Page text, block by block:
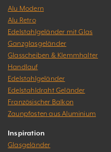
Alu Modern
Alu Retro
Edelstahlgeländer mit Glas
Ganzglasgeländer
Glasscheiben & Klemmhalter
Handlauf
Edelstahlgeländer
Edelstahldraht Geländer
Französischer Balkon
Zaunpfosten aus Aluminium
Inspiration
Glasgeländer